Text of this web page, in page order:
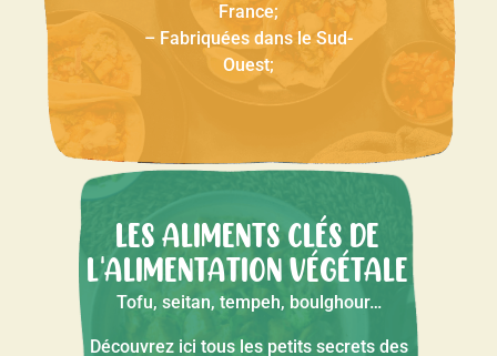
France;
– Fabriquées dans le Sud-
Ouest;
LES ALIMENTS CLÉS DE
L'ALIMENTATION VÉGÉTALE
Tofu, seitan, tempeh, boulghour…
Découvrez ici tous les petits secrets des